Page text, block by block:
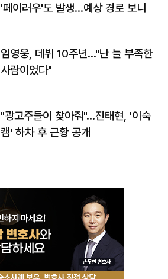
'페이러우'도 발생…예상 경로 보니
임영웅, 데뷔 10주년…"난 늘 부족한
사람이었다"
"광고주들이 찾아줘"…진태현, '이숙
캠' 하차 후 근황 공개